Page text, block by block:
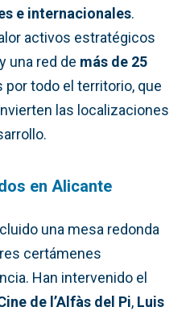
e internacionales.
activos estratégicos
y una red de más de 25
por todo el territorio, que
las localizaciones
en Alicante
una mesa redonda
certámenes
Han intervenido el
de l’Alfàs del Pi, Luis